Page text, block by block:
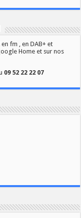
fm , en DAB+ et
Home et sur nos
09 52 22 22 07